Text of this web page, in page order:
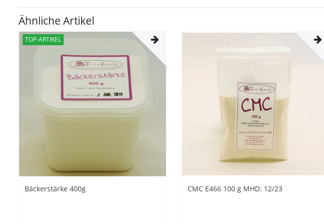
Ähnliche Artikel
TOP-ARTIKEL
Bäckerstärke 400g CMC E466 100 g MHD: 12/23